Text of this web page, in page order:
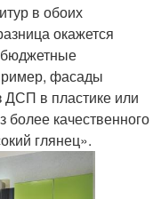
в обоих
окажется
фасады
ДСП в пластике или
качественного
глянец».